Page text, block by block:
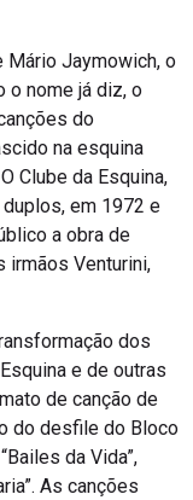
Mário Jaymowich, o
o nome já diz, o
do
na esquina
Clube da Esquina,
em 1972 e
a obra de
irmãos Venturini,
dos
e de outras
de canção de
do desfile do Bloco
da Vida”,
As canções